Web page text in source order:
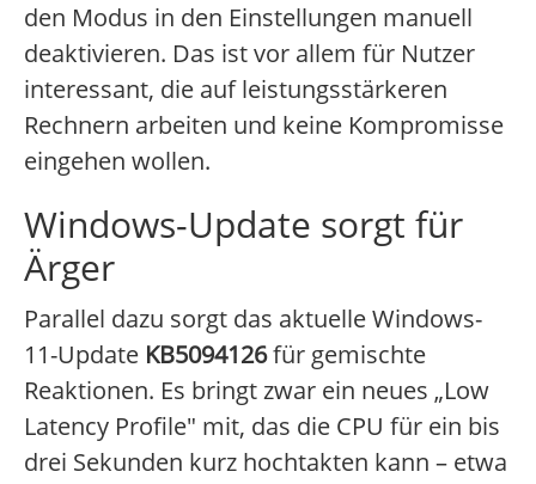
den Modus in den Einstellungen manuell
deaktivieren. Das ist vor allem für Nutzer
interessant, die auf leistungsstärkeren
Rechnern arbeiten und keine Kompromisse
eingehen wollen.
Windows-Update sorgt für
Ärger
Parallel dazu sorgt das aktuelle Windows-
11-Update KB5094126für gemischte
Reaktionen. Es bringt zwar ein neues „Low
Latency Profile" mit, das die CPU für ein bis
drei Sekunden kurz hochtakten kann – etwa